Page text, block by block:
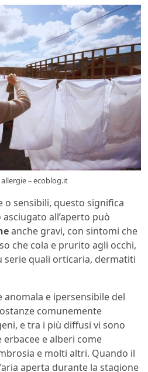
allergie – ecoblog.it
o sensibili, questo significa
all’aperto può
anche gravi, con sintomi che
che cola e prurito agli occhi,
serie quali orticaria, dermatiti
anomala e ipersensibile del
comunemente
e tra i più diffusi vi sono
e alberi come
e molti altri. Quando il
aperta durante la stagione